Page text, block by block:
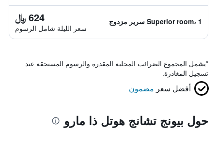
Superior room، 1 سرير مزدوج 624 ﷼
سعر الليلة شامل الرسوم
*يشمل المجموع الضرائب المحلية المقدرة والرسوم المستحقة عند
تسجيل المغادرة.
أفضل سعر مضمون
حول بيونج تشانج هوتل ذا مارو